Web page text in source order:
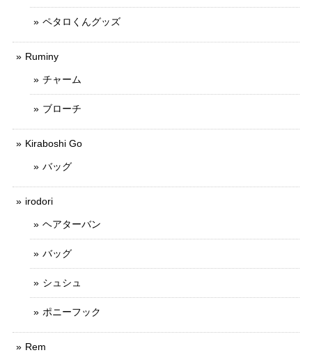
ペタロくんグッズ
Ruminy
チャーム
ブローチ
Kiraboshi Go
バッグ
irodori
ヘアターバン
バッグ
シュシュ
ポニーフック
Rem